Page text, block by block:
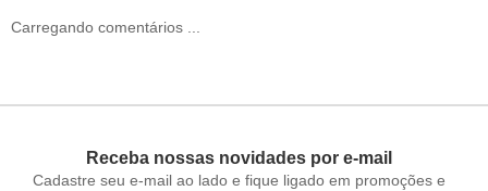
Carregando comentários ...
Receba nossas novidades por e-mail
Cadastre seu e-mail ao lado e fique ligado em promoções e